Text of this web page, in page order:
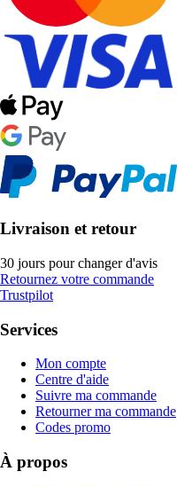
Livraison et retour
30 jours pour changer d'avis
Retournez votre commande
Trustpilot
Services
Mon compte
Centre d'aide
Suivre ma commande
Retourner ma commande
Codes promo
À propos